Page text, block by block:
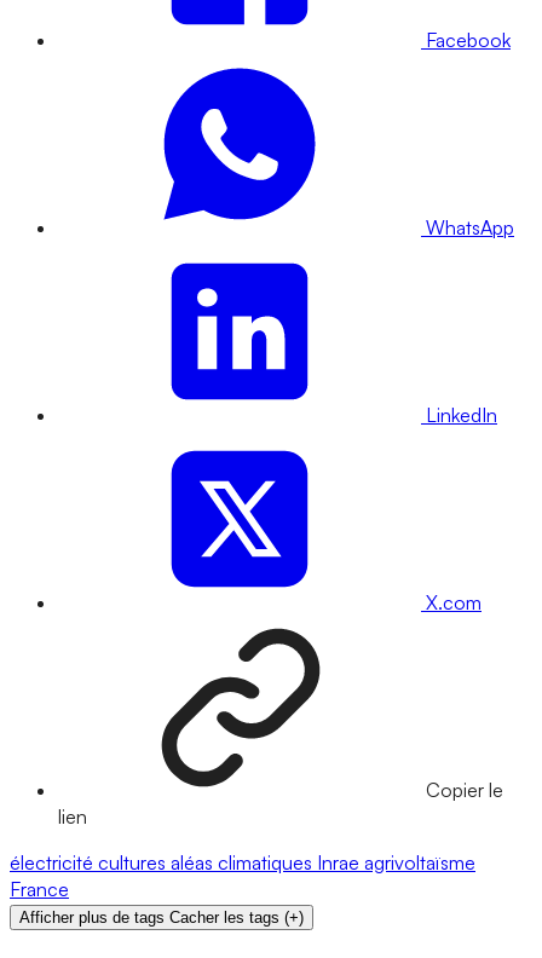
Facebook
WhatsApp
LinkedIn
X.com
Copier le
lien
électricité cultures aléas climatiques Inrae agrivoltaïsme
France
Afficher plus de tags Cacher les tags (+)